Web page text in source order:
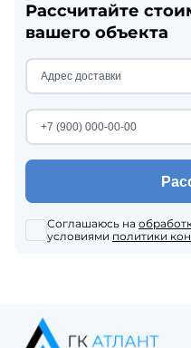
Рассчитайте
вашего объекта
Соглашаюсь на
условиями политики